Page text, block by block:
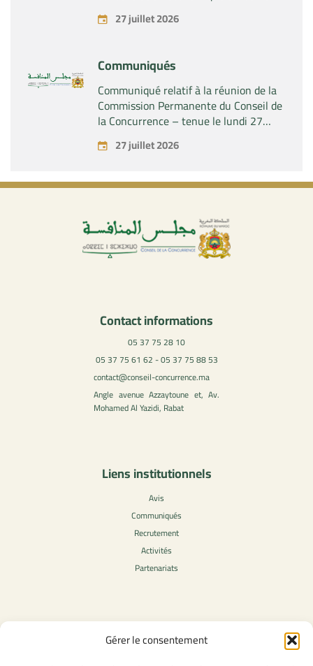
Gérer le consentement
la prise par la société « Fives SAS » du
contrôle exclusif de la société « Aries
27 juillet 2026
Communiqués
Communiqué relatif à la réunion de la
Commission Permanente du Conseil de
la Concurrence – tenue le lundi 27
juillet 2026
27 juillet 2026
Contact informations
05 37 75 28 10
05 37 75 61 62 - 05 37 75 88 53
contact@conseil-concurrence.ma
Angle avenue Azzaytoune et, Av.
Mohamed Al Yazidi, Rabat
Liens institutionnels
Avis
Communiqués
Recrutement
Activités
Partenariats
Contenu légale